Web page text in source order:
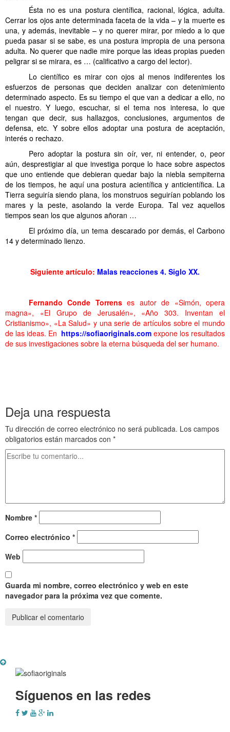
Ésta no es una postura científica, racional, lógica, adulta.
Cerrar los ojos ante determinada faceta de la vida – y la muerte es
una, y además, inevitable – y no querer mirar, por miedo a lo que
pueda pasar si se sabe, es una postura impropia de una persona
adulta. No querer que nadie mire porque las ideas propias pueden
peligrar si se mirara, es … (calificativo a cargo del lector).
Lo científico es mirar con ojos al menos indiferentes los
esfuerzos de personas que deciden analizar con detenimiento
determinado aspecto. Es su tiempo el que van a dedicar a ello, no
el nuestro. Y luego, escuchar, si el tema nos interesa, lo que
tengan que decir, sus hallazgos, conclusiones, argumentos de
defensa, etc. Y sobre ellos adoptar una postura de aceptación,
interés o rechazo.
Pero adoptar la postura sin oír, ver, ni entender, o, peor
aún, desprestigiar al que investiga porque lo hace sobre aspectos
que uno entiende que debieran quedar bajo la niebla sempiterna
de los tiempos, he aquí una postura acientífica y anticientífica. La
Tierra seguiría siendo plana, los monstruos seguirían poblando los
mares y la peste, asolando la verde Europa. Tal vez aquellos
tiempos sean los que algunos añoran …
El próximo día, un tema descarado por demás, el Carbono
14 y determinado lienzo.
Siguiente artículo: Malas reacciones 4. Siglo XX.
Fernando Conde Torrenses autor de «Simón, opera
magna», «El Grupo de Jerusalén», «Año 303. Inventan el
Cristianismo», «La Salud» y una serie de artículos sobre el mundo
de las ideas. En https://sofiaoriginals.com expone los resultados
de sus investigaciones sobre la eterna búsqueda del ser humano.
Deja una respuesta
Tu dirección de correo electrónico no será publicada. Los campos
obligatorios están marcados con *
Nombre *
Correo electrónico *
Web
Guarda mi nombre, correo electrónico y web en este
navegador para la próxima vez que comente.
Síguenos en las redes